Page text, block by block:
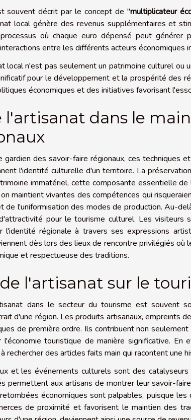
souvent décrit par le concept de "multiplicateur
local génère des revenus supplémentaires et
où chaque euro dépensé peut générer
entre les différents acteurs économiques
local n'est pas seulement un patrimoine culturel ou
pour le développement et la prospérité des
économiques et des initiatives favorisant
l'artisanat dans le
des savoir-faire régionaux, ces techniques
l'identité culturelle d'un territoire. La
immatériel, cette composante essentielle
maintient vivantes des compétences qui
de l'uniformisation des modes de production. Au-
pour le tourisme culturel. Les visiteurs
l'identité régionale à travers ses expressions
dès lors des lieux de rencontre privilégiés où
et respectueuse des traditions.
l'artisanat sur le
dans le secteur du tourisme est souvent
d'une région. Les produits artisanaux, empreints
de première ordre. Ils contribuent non seulement
touristique de manière significative. En
rechercher des articles faits main qui racontent une
et les événements culturels sont des
permettent aux artisans de montrer leur savoir-
économiques sont palpables, puisque
de proximité et favorisent le maintien des